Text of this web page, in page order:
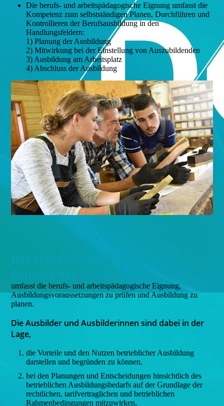
Die berufs- und arbeitspädagogische Eignung umfasst die
Kompetenz zum selbstständigen Planen, Durchführen und
Kontrollieren der Berufsausbildung in den
Handlungsfeldern:
1) Planung der Ausbildung
2) Mitwirkung bei der Einstellung von Auszubildenden
3) Ausbildung am Arbeitsplatz
4) Abschluss der Ausbildung
umfasst die berufs- und arbeitspädagogische Eignung,
Ausbildungsvoraussetzungen zu prüfen und Ausbildung zu
planen.
Die Ausbilder und Ausbilderinnen sind dabei in der
Lage,
die Vorteile und den Nutzen betrieblicher Ausbildung
darstellen und begründen zu können,
bei den Planungen und Entscheidungen hinsichtlich des
betrieblichen Ausbildungsbedarfs auf der Grundlage der
rechtlichen, tarifvertraglichen und betrieblichen
Rahmenbedingungen mitzuwirken,